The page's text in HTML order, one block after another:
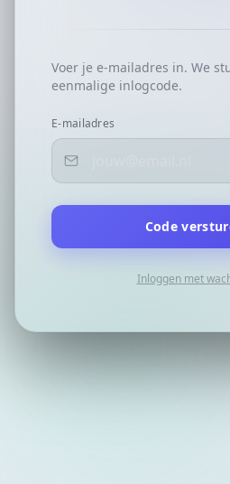
Voer je e-mailadres in. We
eenmalige inlogcode.
E-mailadres
Code
Inloggen met